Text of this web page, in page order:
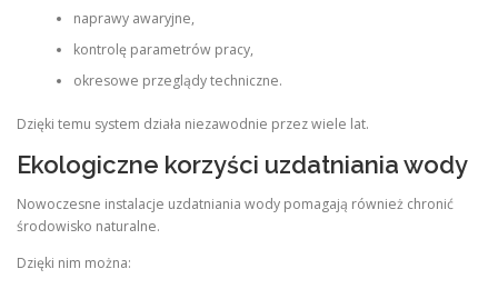
naprawy awaryjne,
kontrolę parametrów pracy,
okresowe przeglądy techniczne.
Dzięki temu system działa niezawodnie przez wiele lat.
Ekologiczne korzyści uzdatniania wody
Nowoczesne instalacje uzdatniania wody pomagają również chronić
środowisko naturalne.
Dzięki nim można: